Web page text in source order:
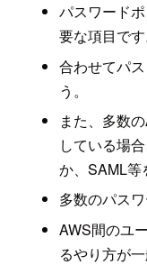
パスワード
要な項目です
合わせてパ
う。
また、多数
している場
か、SAML等
多数のパス
AWS間のユ
るやり方が一